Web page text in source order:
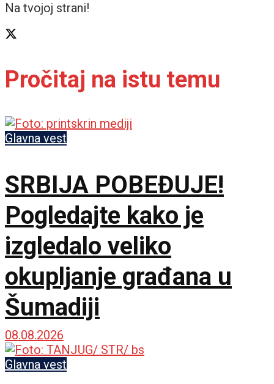
Na tvojoj strani!
Pročitaj na istu temu
Glavna vest
SRBIJA POBEĐUJE!
Pogledajte kako je
izgledalo veliko
okupljanje građana u
Šumadiji
08.08.2026
Glavna vest